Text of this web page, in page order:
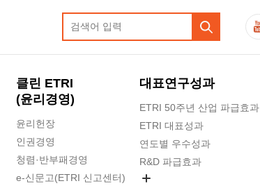
클린 ETRI
(윤리경영)
윤리헌장
인권경영
청렴·반부패경영
e-신문고(ETRI 신고센터)
대표연구성과
ETRI 50주년 산업 파급효과
ETRI 대표성과
연도별 우수성과
R&D 파급효과